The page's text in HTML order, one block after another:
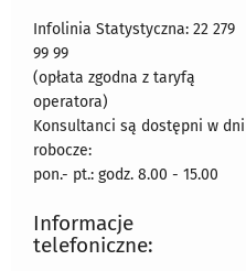
Infolinia Statystyczna: 22 279
99 99
(opłata zgodna z taryfą
operatora)
Konsultanci są dostępni w dni
robocze:
pon.- pt.: godz. 8.00 - 15.00
Informacje
telefoniczne: